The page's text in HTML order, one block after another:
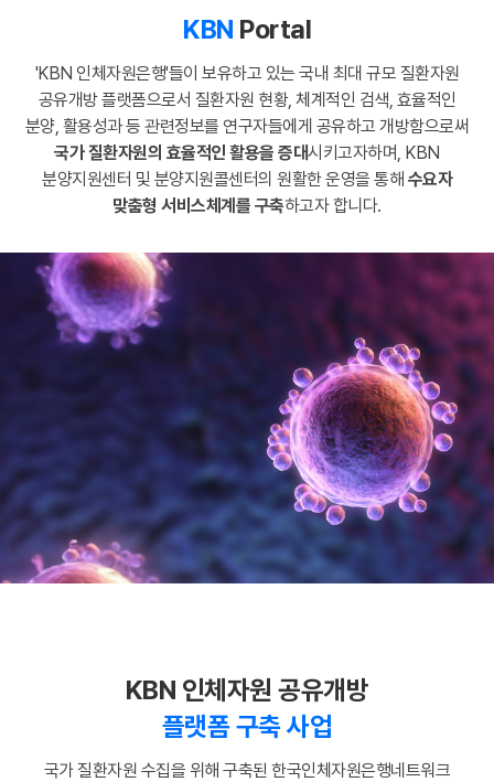
KBN Portal
'KBN 인체자원은행'들이 보유하고 있는 국내 최대 규모 질환자원
공유개방 플랫폼으로서 질환자원 현황, 체계적인 검색, 효율적인
분양, 활용성과 등 관련정보를 연구자들에게 공유하고 개방함으로써
국가 질환자원의 효율적인 활용을 증대시키고자하며, KBN
분양지원센터 및 분양지원콜센터의 원활한 운영을 통해 수요자
맞춤형 서비스체계를 구축하고자 합니다.
KBN 인체자원 공유개방
플랫폼 구축 사업
국가 질환자원 수집을 위해 구축된 한국인체자원은행네트워크